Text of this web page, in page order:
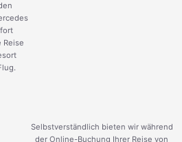
Reise
Selbstverständlich bieten wir während
der Online-Buchung Ihrer Reise von